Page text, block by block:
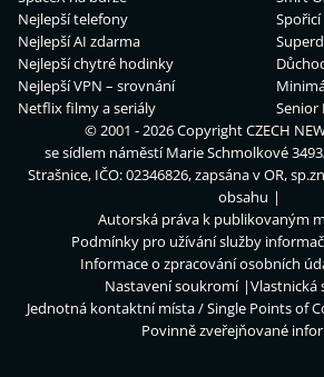
Nejlepší telefony
Nejlepší AI zdarma
Nejlepší chytré hodinky
Nejlepší VPN – srovnání
Netflix filmy a seriály
Senior
© 2001 - 2026 CopyrightCZECH
se sídlem náměstí Marie Schmolkové
Strašnice, IČO: 02346826, zapsána v OR,
obsahu
Autorská práva k publikovaným
Podmínky pro užívání služby
Informace o zpracování osobních
Nastavení soukromí
Vlastnická
Jednotná kontaktní místa / Single Points of
Povinně zveřejňované